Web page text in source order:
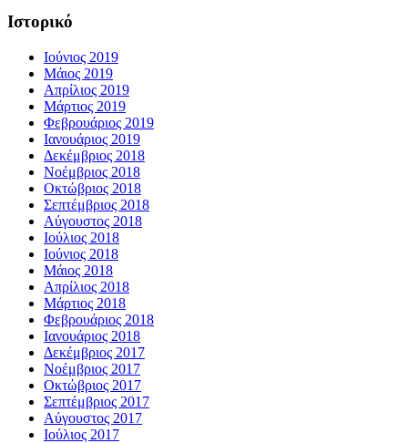
Ιστορικό
Ιούνιος 2019
Μάιος 2019
Απρίλιος 2019
Μάρτιος 2019
Φεβρουάριος 2019
Ιανουάριος 2019
Δεκέμβριος 2018
Νοέμβριος 2018
Οκτώβριος 2018
Σεπτέμβριος 2018
Αύγουστος 2018
Ιούλιος 2018
Ιούνιος 2018
Μάιος 2018
Απρίλιος 2018
Μάρτιος 2018
Φεβρουάριος 2018
Ιανουάριος 2018
Δεκέμβριος 2017
Νοέμβριος 2017
Οκτώβριος 2017
Σεπτέμβριος 2017
Αύγουστος 2017
Ιούλιος 2017